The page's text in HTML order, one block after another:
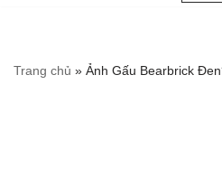
Trang chủ » Ảnh Gấu Bearbrick